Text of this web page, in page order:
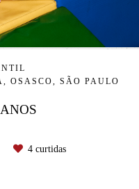
OSASCO, SÃO PAULO
4 curtidas